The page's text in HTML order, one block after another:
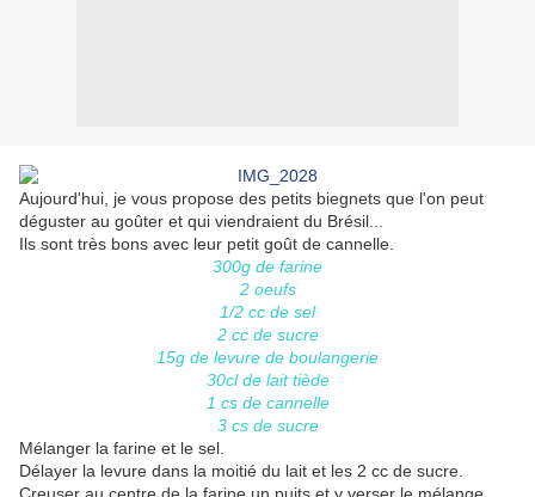
Aujourd'hui, je vous propose des petits biegnets que l'on peut
déguster au goûter et qui viendraient du Brésil...
Ils sont très bons avec leur petit goût de cannelle.
300g de farine
2 oeufs
1/2 cc de sel
2 cc de sucre
15g de levure de boulangerie
30cl de lait tiède
1 cs de cannelle
3 cs de sucre
Mélanger la farine et le sel.
Délayer la levure dans la moitié du lait et les 2 cc de sucre.